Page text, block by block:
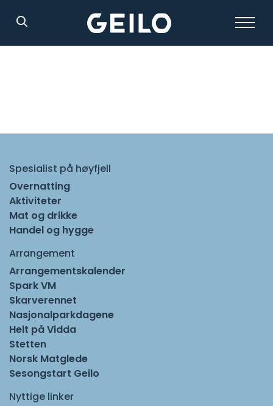
Spesialist på høyfjell
Overnatting
Aktiviteter
Mat og drikke
Handel og hygge
Arrangement
Arrangementskalender
Spark VM
Skarverennet
Nasjonalparkdagene
Helt på Vidda
Stetten
Norsk Matglede
Sesongstart Geilo
Nyttige linker